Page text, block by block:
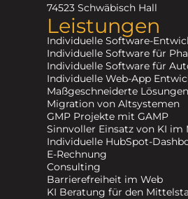
74523 Schwäbisch Hall
Leistungen
Individuelle Software-
Individuelle Software für
Individuelle Software für
Individuelle Web-App
Maßgeschneiderte
Migration von Altsystemen
GMP Projekte mit GAMP
Sinnvoller Einsatz von KI
Individuelle HubSpot-
E-Rechnung
Consulting
Barrierefreiheit im Web
KI Beratung für den